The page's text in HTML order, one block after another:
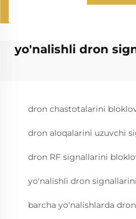
yo'nalishli dron
dron chastotalarini
dron aloqalarini uzuvchi
dron RF signallarini
yo'nalishli dron
barcha yo'nalishlarda